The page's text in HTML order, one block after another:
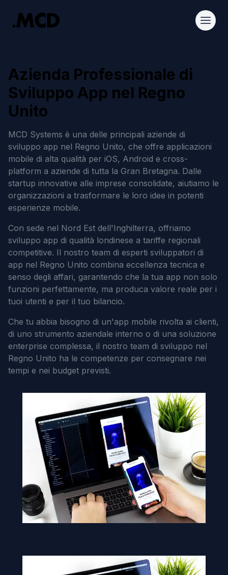
Azienda Professionale di
Sviluppo App nel Regno
Unito
MCD Systems è una delle principali aziende di
sviluppo app nel Regno Unito, che offre applicazioni
mobile di alta qualità per iOS, Android e cross-
platform a aziende di tutta la Gran Bretagna. Dalle
startup innovative alle imprese consolidate, aiutiamo le
organizzazioni a trasformare le loro idee in potenti
esperienze mobile.
Con sede nel Nord Est dell'Inghilterra, offriamo
sviluppo app di qualità londinese a tariffe regionali
competitive. Il nostro team di esperti sviluppatori di
app nel Regno Unito combina eccellenza tecnica e
senso degli affari, garantendo che la tua app non solo
funzioni perfettamente, ma produca valore reale per i
tuoi utenti e per il tuo bilancio.
Che tu abbia bisogno di un'app mobile rivolta ai clienti,
di uno strumento aziendale interno o di una soluzione
enterprise complessa, il nostro team di sviluppo nel
Regno Unito ha le competenze per consegnare nei
tempi e nei budget previsti.